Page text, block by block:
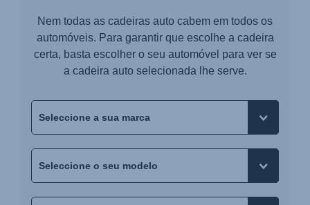
Nem todas as cadeiras auto cabem em todos os
automóveis. Para garantir que escolhe a cadeira
certa, basta escolher o seu automóvel para ver se
a cadeira auto selecionada lhe serve.